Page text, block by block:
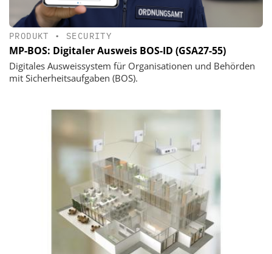
PRODUKT • SECURITY
MP-BOS: Digitaler Ausweis BOS-ID (GSA27-55)
Digitales Ausweissystem für Organisationen und Behörden
mit Sicherheitsaufgaben (BOS).